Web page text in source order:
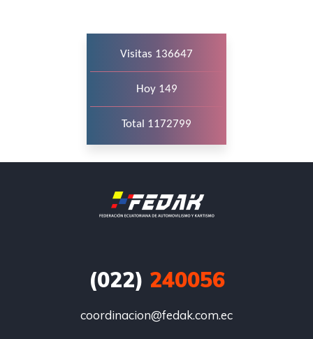
Visitas 136647
Hoy 149
Total 1172799
(022) 240056
coordinacion@fedak.com.ec